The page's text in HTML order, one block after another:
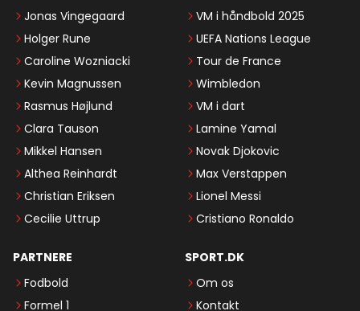
Jonas Vingegaard
Holger Rune
Caroline Wozniacki
Kevin Magnussen
Rasmus Højlund
Clara Tauson
Mikkel Hansen
Althea Reinhardt
Christian Eriksen
Cecilie Uttrup
VM i håndbold 2025
UEFA Nations League
Tour de France
Wimbledon
VM i dart
Lamine Yamal
Novak Djokovic
Max Verstappen
Lionel Messi
Cristiano Ronaldo
PARTNERE
Fodbold
Formel 1
SPORT.DK
Om os
Kontakt